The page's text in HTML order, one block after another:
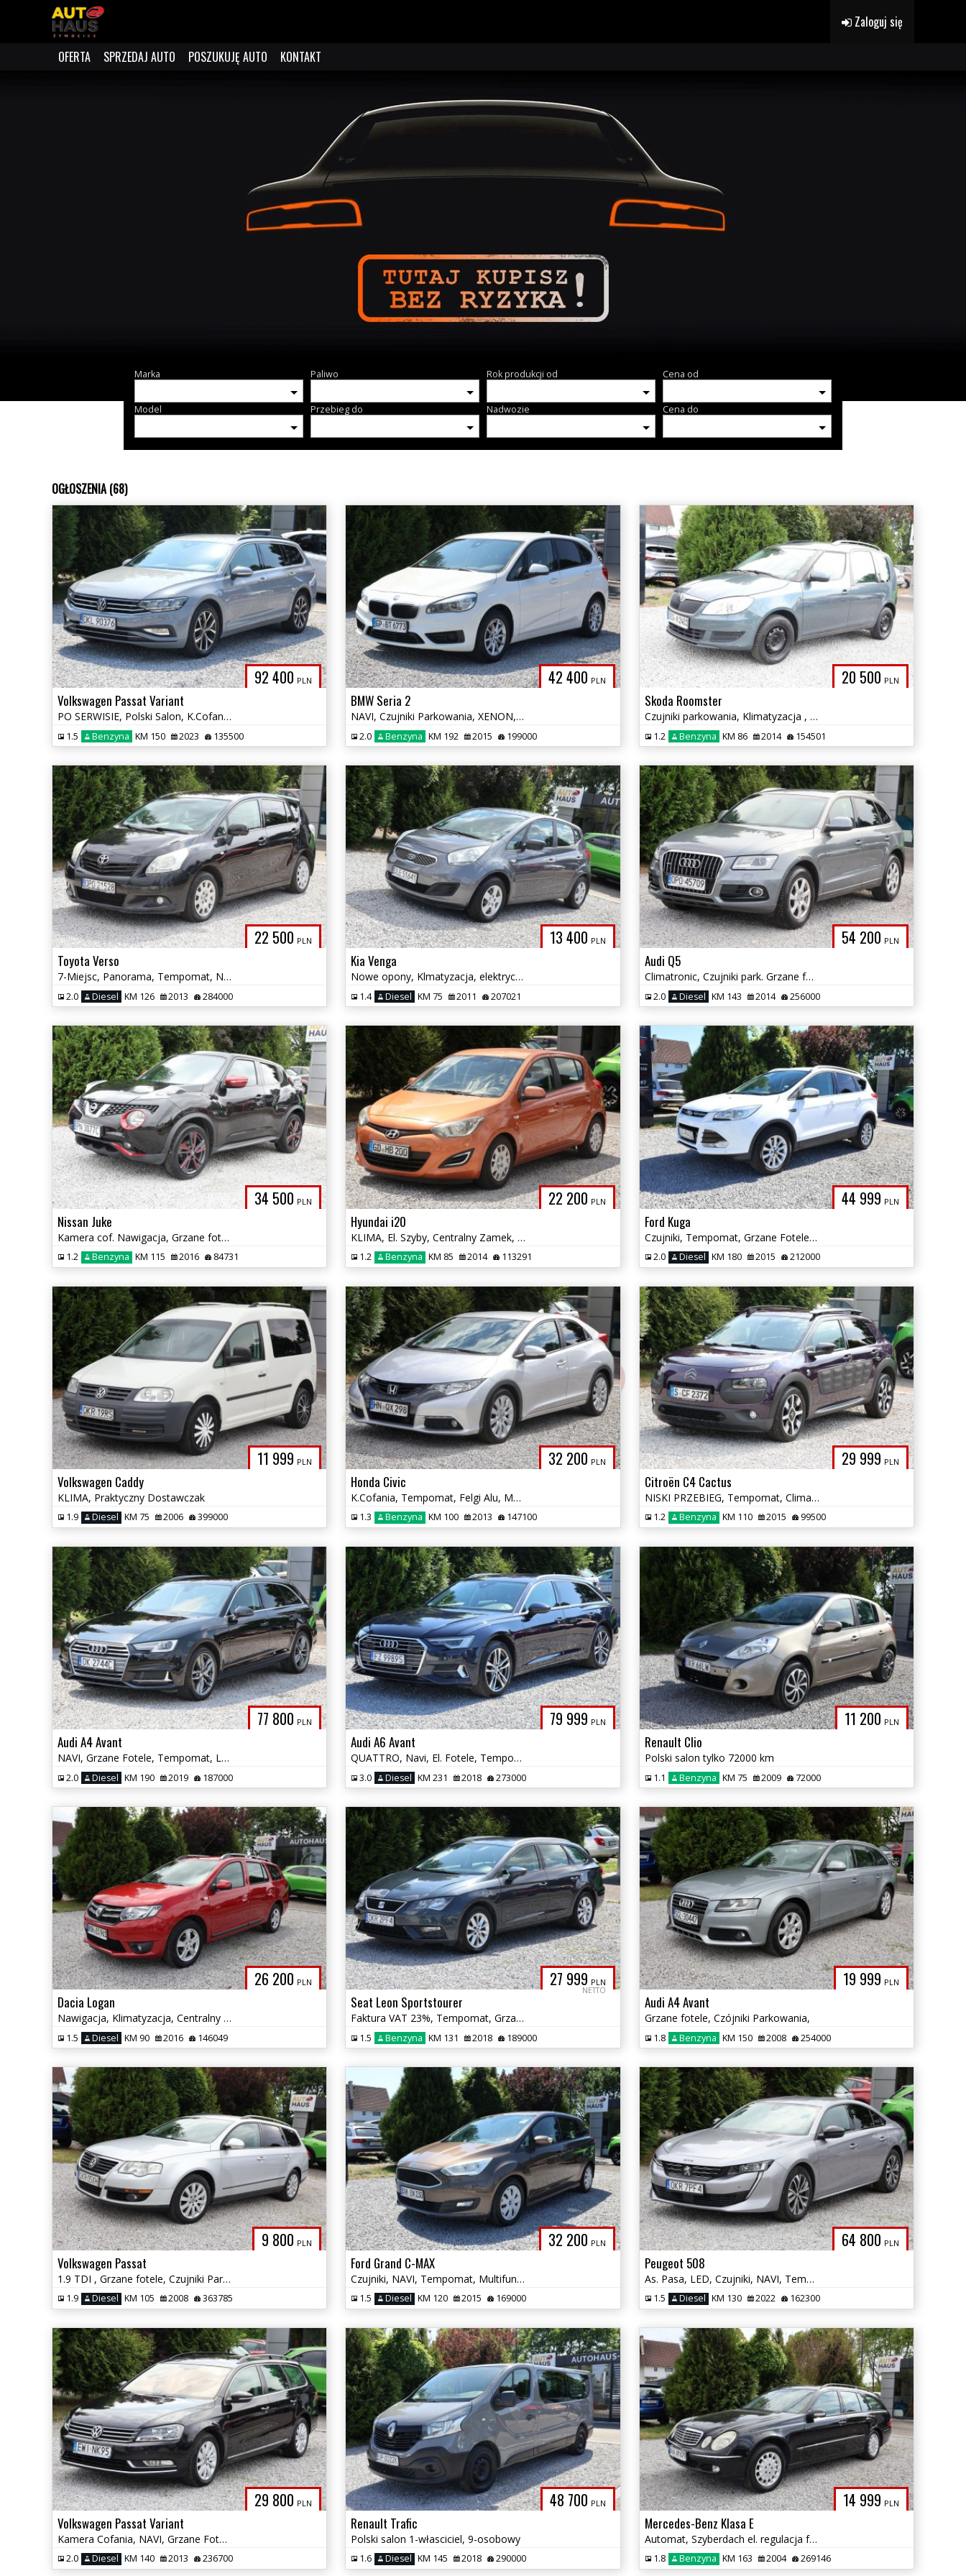
Zaloguj się
OFERTA SPRZEDAJ AUTO POSZUKUJĘ AUTO KONTAKT
Marka Paliwo Rok produkcji od Cena od
Model Przebieg do Nadwozie Cena do
OGŁOSZENIA (68)
92 400 PLN
Volkswagen Passat Variant
PO SERWISIE, Polski Salon, K.Cofania, Aktywny Tempomat, NAVI, Zadbany
1.5 Benzyna KM 150 2023 135500
42 400 PLN
BMW Seria 2
NAVI, Czujniki Parkowania, XENON, Tempomat, Multifunkcja, Alu, Zadbany
2.0 Benzyna KM 192 2015 199000
20 500 PLN
Skoda Roomster
Czujniki parkowania, Klimatyzacja , elektryczne szyby.
1.2 Benzyna KM 86 2014 154501
22 500 PLN
Toyota Verso
7-Miejsc, Panorama, Tempomat, Nawigacja, Grzane fotele, SERWIS.
2.0 Diesel KM 126 2013 284000
13 400 PLN
Kia Venga
Nowe opony, Klmatyzacja, elektryczne szyby. Niskie spalanie.
1.4 Diesel KM 75 2011 207021
54 200 PLN
Audi Q5
Climatronic, Czujniki park. Grzane fotele, Gwarancja 12 miesięcy
2.0 Diesel KM 143 2014 256000
34 500 PLN
Nissan Juke
Kamera cof. Nawigacja, Grzane fotele, Tempomat, Tapicerka, alcantara
1.2 Benzyna KM 115 2016 84731
22 200 PLN
Hyundai i20
KLIMA, El. Szyby, Centralny Zamek, Zadbany, Po Serwisie!
1.2 Benzyna KM 85 2014 113291
44 999 PLN
Ford Kuga
Czujniki, Tempomat, Grzane Fotele, Multifunkcja, Climatroni, Felgi Alu
2.0 Diesel KM 180 2015 212000
11 999 PLN
Volkswagen Caddy
KLIMA, Praktyczny Dostawczak
1.9 Diesel KM 75 2006 399000
32 200 PLN
Honda Civic
K.Cofania, Tempomat, Felgi Alu, Multif, Climatronic, El.Szyby, Zadbany
1.3 Benzyna KM 100 2013 147100
29 999 PLN
Citroën C4 Cactus
NISKI PRZEBIEG, Tempomat, Climatronic, Multifunkcja, Alu, Czujniki
1.2 Benzyna KM 110 2015 99500
77 800 PLN
Audi A4 Avant
NAVI, Grzane Fotele, Tempomat, LED, Felgi Alu, Skóra, Czujniki Parkowa
2.0 Diesel KM 190 2019 187000
79 999 PLN
Audi A6 Avant
QUATTRO, Navi, El. Fotele, Tempomat Aktywny, WEBASTO, Czyt. Znaków
3.0 Diesel KM 231 2018 273000
11 200 PLN
Renault Clio
Polski salon tylko 72000 km
1.1 Benzyna KM 75 2009 72000
26 200 PLN
Dacia Logan
Nawigacja, Klimatyzacja, Centralny zamek, Tylko 3.5L/100km
1.5 Diesel KM 90 2016 146049
27 999 PLN
NETTO
Seat Leon Sportstourer
Faktura VAT 23%, Tempomat, Grzane Fotele, Multifunkcja, Alu, Zadbany
1.5 Benzyna KM 131 2018 189000
19 999 PLN
Audi A4 Avant
Grzane fotele, Czójniki Parkowania,
1.8 Benzyna KM 150 2008 254000
9 800 PLN
Volkswagen Passat
1.9 TDI , Grzane fotele, Czujniki Parkowania.
1.9 Diesel KM 105 2008 363785
32 200 PLN
Ford Grand C-MAX
Czujniki, NAVI, Tempomat, Multifunkcja, El. Szyby, Climatronic, 7 Osób
1.5 Diesel KM 120 2015 169000
64 800 PLN
Peugeot 508
As. Pasa, LED, Czujniki, NAVI, Tempomat, Alu, Multifunkcja, Zadbany
1.5 Diesel KM 130 2022 162300
29 800 PLN
Volkswagen Passat Variant
Kamera Cofania, NAVI, Grzane Fotele, Tempomat, Multifunkcja, Alu
2.0 Diesel KM 140 2013 236700
48 700 PLN
Renault Trafic
Polski salon 1-własciciel, 9-osobowy
1.6 Diesel KM 145 2018 290000
14 999 PLN
Mercedes-Benz Klasa E
Automat, Szyberdach el. regulacja foteli, El. klapa bagażnika...
1.8 Benzyna KM 163 2004 269146